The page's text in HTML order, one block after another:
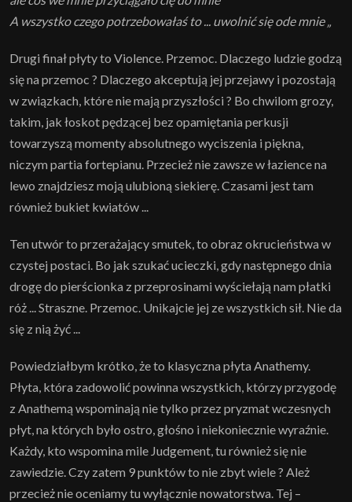
A wszystko czego potrzebowałaś to ... uwolnić się ode mnie „
Drugi finał płyty to Violence. Przemoc. Dlaczego ludzie godzą
się na przemoc ? Dlaczego akceptują jej przejawy i pozostają
w związkach, które nie mają przyszłości ? Bo chwilom grozy,
takim, jak łoskot pędzącej bez opamiętania perkusji
towarzyszą momenty absolutnego wyciszenia i piękna,
niczym partia fortepianu. Przecież nie zawsze w łazience na
lewo znajdziesz moją ulubioną siekierę. Czasami jest tam
również bukiet kwiatów ...
Ten utwór to przerażający smutek, to obraz okrucieństwa w
czystej postaci. Bo jak szukać ucieczki, gdy następnego dnia
drogę do pierścionka z przeprosinami wyściełają nam płatki
róż ... Straszne. Przemoc. Unikajcie jej ze wszystkich sił. Nie da
się z nią żyć ...
Powiedziałbym krótko, że to klasyczna płyta Anathemy.
Płyta, która zadowolić powinna wszystkich, którzy przygodę
z Anathemą wspominają nie tylko przez pryzmat wczesnych
płyt, na których było ostro, głośno i niekoniecznie wyraźnie.
Każdy, kto wspomina mile Judgement, tu również się nie
zawiedzie. Czy zatem 9 punktów to nie zbyt wiele ? Ależ
przecież nie oceniamy tu wyłącznie nowatorstwa. Tej –